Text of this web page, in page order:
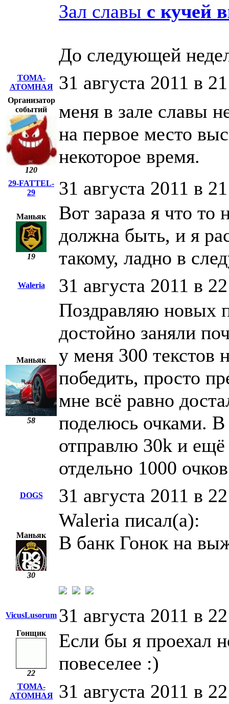
Зал славы с кучей
До следующей
ТОМА-
АТОМНАЯ
31 августа 2011 в
Организатор
событий
120
меня в зале славы
на первое место
некоторое время.
29-FATTEL-
29
31 августа 2011 в
Маньяк
19
Вот зараза я что то
должна быть, и я
такому, ладно в
Waleria 31 августа 2011 в
Маньяк
58
Поздравляю новых
достойно заняли
у меня 300 текстов
победить, просто
мне всё равно
поделюсь очками.
отправлю 30k и ещё
отдельно 1000
DOGS 31 августа 2011 в
Маньяк
30
Waleria писал(а):
В банк Гонок на
VicusLusorum 31 августа 2011 в
Гонщик
22
Если бы я проехал
повеселее :)
ТОМА-
АТОМНАЯ
31 августа 2011 в